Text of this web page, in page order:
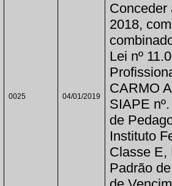
0025 04/01/2019
Conceder
2018,
Lei nº
CARMO
SIAPE
de
Instituto
Classe E,
Padrão